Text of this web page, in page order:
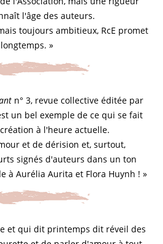
l'âge des auteurs.
toujours ambitieux, RcE promet
»
n° 3, revue collective éditée par
un bel exemple de ce qui se fait
à l'heure actuelle.
et de dérision et, surtout,
signés d'auteurs dans un ton
à Aurélia Aurita et Flora Huynh ! »
et qui dit printemps dit réveil des